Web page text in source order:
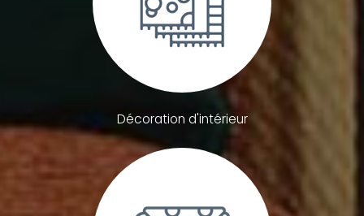
Décoration d'intérieur